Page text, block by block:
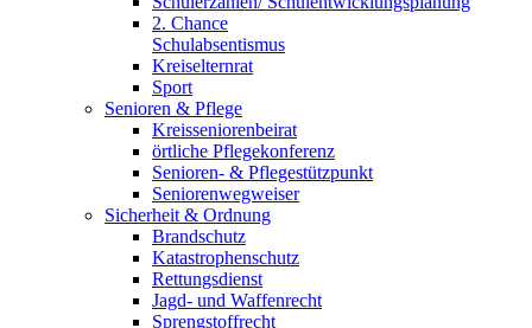
2. Chance
Schulabsentismus
Kreiselternrat
Sport
Senioren & Pflege
Kreisseniorenbeirat
örtliche Pflegekonferenz
Senioren- & Pflegestützpunkt
Seniorenwegweiser
Sicherheit & Ordnung
Brandschutz
Katastrophenschutz
Rettungsdienst
Jagd- und Waffenrecht
Sprengstoffrecht